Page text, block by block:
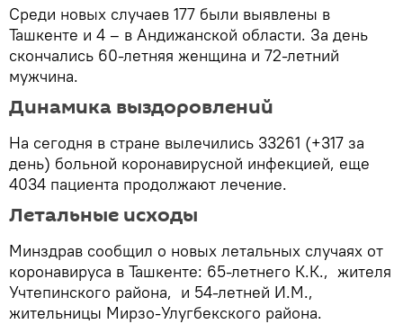
Среди новых случаев 177 были выявлены в
Ташкенте и 4 – в Андижанской области. За день
скончались 60-летняя женщина и 72-летний
мужчина.
Динамика выздоровлений
На сегодня в стране вылечились 33261 (+317 за
день) больной коронавирусной инфекцией, еще
4034 пациента продолжают лечение.
Летальные исходы
Минздрав сообщил о новых летальных случаях от
коронавируса в Ташкенте: 65-летнего К.К., жителя
Учтепинского района, и 54-летней И.М.,
жительницы Мирзо-Улугбекского района.